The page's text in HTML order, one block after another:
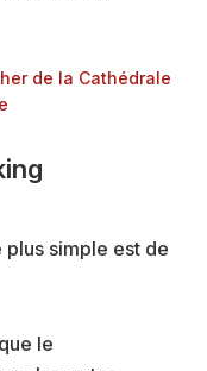
de la Cathédrale
simple est de
le